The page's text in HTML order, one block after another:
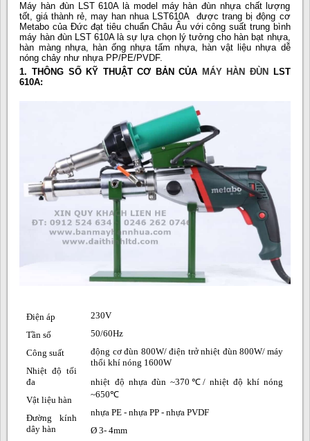
Máy hàn đùn LST 610A là model máy hàn đùn nhựa chất lượng
tốt, giá thành rẻ, may han nhua LST610A được trang bị động cơ
Metabo của Đức đạt tiêu chuẩn Châu Âu với công suất trung bình
máy hàn đùn LST 610A là sự lựa chọn lý tưởng cho hàn bạt nhựa,
hàn màng nhựa, hàn ống nhựa tấm nhựa, hàn vật liệu nhựa dễ
nóng chảy như nhựa PP/PE/PVDF.
1. THÔNG SỐ KỸ THUẬT CƠ BẢN CỦA MÁY HÀN ĐÙN
LST
610A:
Điện áp
Tần số
Công suất
Nhiệt độ tối
đa
Vật liệu hàn
Đường kính
dây hàn
230V
50/60Hz
động cơ đùn 800W/ điện trở nhiệt đùn 800W/ máy
thổi khí nóng 1600W
nhiệt độ nhựa đùn ~370 ℃/ nhiệt độ khí nóng
~650℃
nhựa PE - nhựa PP - nhựa PVDF
Ø 3- 4mm